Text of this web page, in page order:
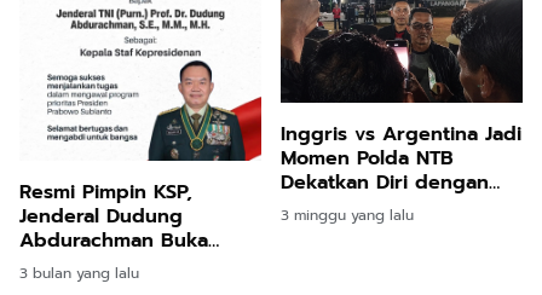
Resmi Pimpin KSP,
Jenderal Dudung
Abdurachman Buka
Aduan 24 Jam Kawal
Program Prabowo
3 bulan yang lalu
Inggris vs Argentina Jadi
Momen Polda NTB
Dekatkan Diri dengan
Masyarakat
3 minggu yang lalu